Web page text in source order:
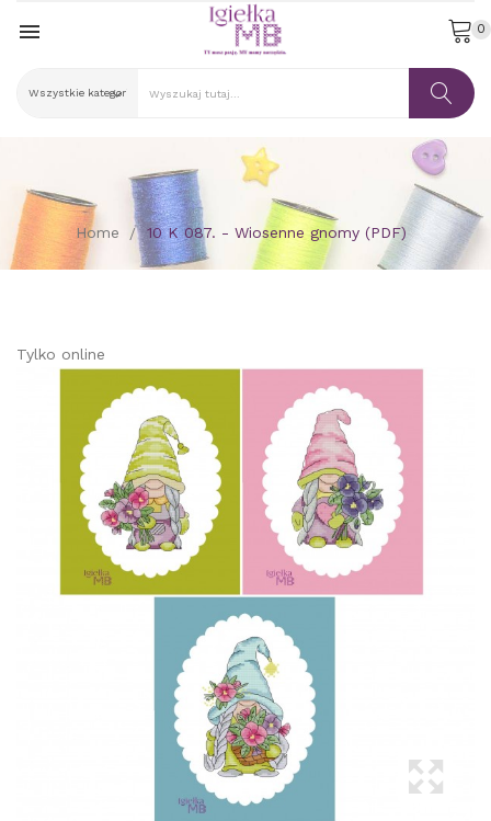
 0
Home 10 K 087. - Wiosenne gnomy (PDF)
Tylko online